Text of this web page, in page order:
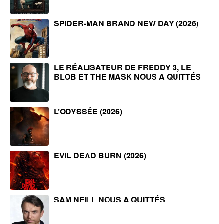
SPIDER-MAN BRAND NEW DAY (2026)
LE RÉALISATEUR DE FREDDY 3, LE
BLOB ET THE MASK NOUS A QUITTÉS
L’ODYSSÉE (2026)
EVIL DEAD BURN (2026)
SAM NEILL NOUS A QUITTÉS